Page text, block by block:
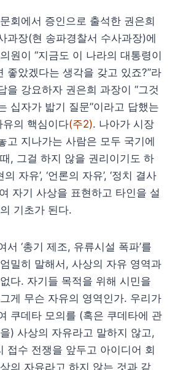
회에서 증인으로 출석한 권은희
과장(현 송파경찰서 수사과장)에
원이 “지금도 이 나라의 대통령이
좋았겠다는 생각을 갖고 있죠?”라
을 강요하자 권은희 과장이 “그것
십자가 밟기 질문”이라고 답했는
의 핵심이다(주2). 나아가 시장
고 지나가는 사람은 모두 국기에
, 그걸 하지 않을 권리이기도 하
자유’, ‘언론의 자유’, ‘정치 결사
자기 사상을 표현하고 타인을 설
기초가 된다.
서 ‘총기 제조, 유류시설 폭파’를
밀히 말해서, 사상의 자유 영역과
다. 자기들 목적을 위해 시민을
게 무슨 자유의 영역인가. 우리가
쿠데타 모의를 (혹은 쿠데타에 관
) 사상의 자유라고 말하지 않고,
접수 전쟁을 앞두고 아이디어 회
의 자유라고 하지 않는 것과 같